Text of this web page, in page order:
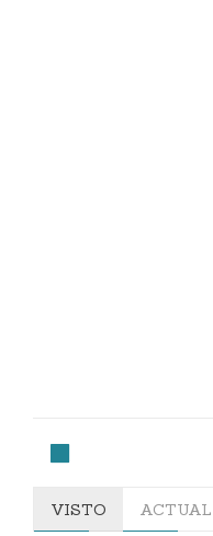
VISTO ACTUAL